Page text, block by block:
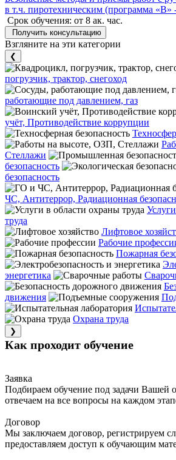
в т.ч. пиротехническим (программа
Срок обучения: от 8 ак. час.
Получить консультацию
Взгляните на эти категории
❮
погрузчик, трактор, снегоход
работающие под давлением, газ
учёт, Противодействие коррупции
Стеллажи
безопасность
безопасность
ЧС, Антитеррор, Радиационная
труда
Лифтовое
Рабочие
Пожарная
энергетика
движения
Охрана труда
❯
Как проходит обучение
Заявка
Подбираем обучение под задачи Вашей
отвечаем на все вопросы на каждом
Договор
Мы заключаем договор, регистрируем
предоставляем доступ к обучающим